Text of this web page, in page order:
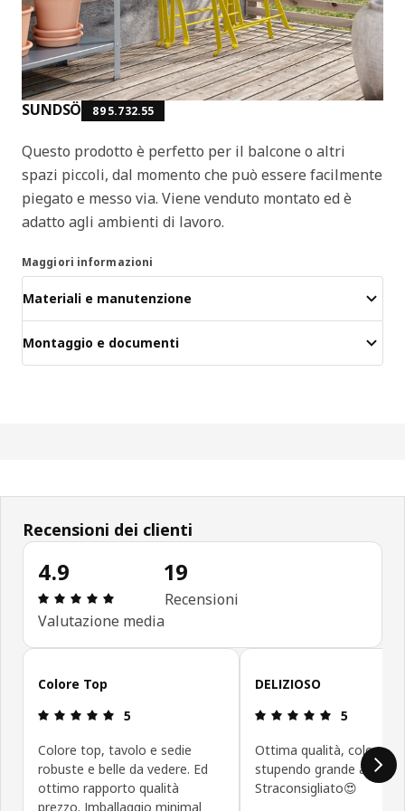
SUNDSÖ 895.732.55
Questo prodotto è perfetto per il balcone o altri
spazi piccoli, dal momento che può essere facilmente
piegato e messo via. Viene venduto montato ed è
adatto agli ambienti di lavoro.
Maggiori informazioni
Materiali e manutenzione
Montaggio e documenti
Recensioni dei clienti
4.9
Recensione: 4.9 di 5 stelle. Recensioni totali: 19
Valutazione media
19
Recensioni
Salta le recensioni
Colore Top
Recensione: 5 di 5 stelle.
5
Colore top, tavolo e sedie
robuste e belle da vedere. Ed
ottimo rapporto qualità
prezzo. Imballaggio minimal
DELIZIOSO
5
Ottima qualità, colore
stupendo grande a
Straconsigliato😍